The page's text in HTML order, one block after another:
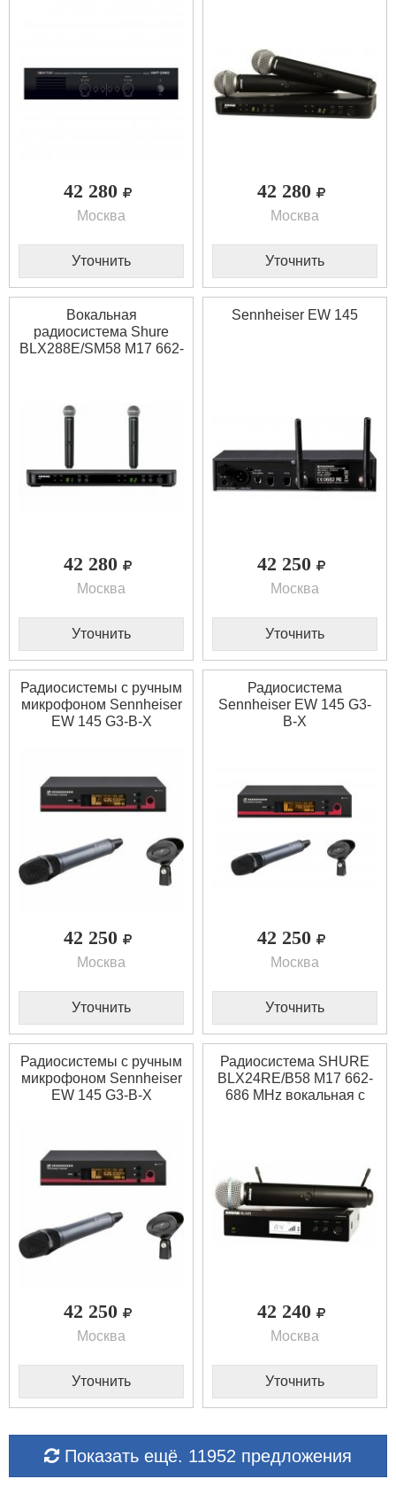
42 280
Москва
Уточнить
42 280
Москва
Уточнить
Вокальная
радиосистема Shure
BLX288E/SM58 M17 662-
42 280
Москва
Уточнить
Sennheiser EW 145
42 250
Москва
Уточнить
Радиосистемы с ручным
микрофоном Sennheiser
EW 145 G3-B-X
42 250
Москва
Уточнить
Радиосистема
Sennheiser EW 145 G3-
B-X
42 250
Москва
Уточнить
Радиосистемы с ручным
микрофоном Sennheiser
EW 145 G3-B-X
42 250
Москва
Уточнить
Радиосистема SHURE
BLX24RE/B58 M17 662-
686 MHz вокальная с
42 240
Москва
Уточнить
Показать ещё. 11952 предложения